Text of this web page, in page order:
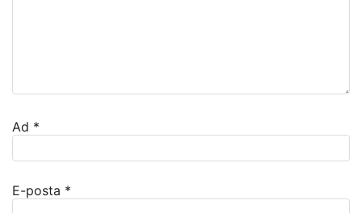
Ad *
E-posta *